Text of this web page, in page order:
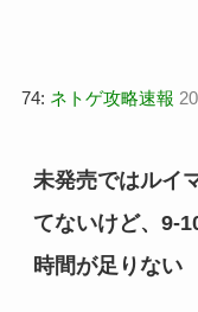
74: ネトゲ攻略速報
未発売ではルイ
てないけど、9-
時間が足りない